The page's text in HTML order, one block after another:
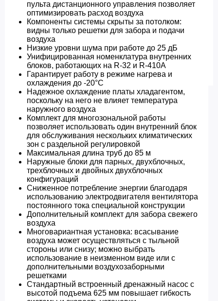
пульта дистанционного управления позволяет
оптимизировать расход воздуха
Компоненты системы скрыты за потолком:
видны только решетки для забора и подачи
воздуха
Низкие уровни шума при работе до 25 дБ
Унифицированная номенклатура внутренних
блоков, работающих на R-32 и R-410A
Гарантирует работу в режиме нагрева и
охлаждения до -20°C
Надежное охлаждение платы хладагентом,
поскольку на него не влияет температура
наружного воздуха
Комплект для многозональной работы
позволяет использовать один внутренний блок
для обслуживания нескольких климатических
зон с раздельной регулировкой
Максимальная длина труб до 85 м
Наружные блоки для парных, двухблочных,
трехблочных и двойных двухблочных
конфигураций
Сниженное потребление энергии благодаря
использованию электродвигателя вентилятора
постоянного тока специальной конструкции
Дополнительный комплект для забора свежего
воздуха
Многовариантная установка: всасывание
воздуха может осуществляться с тыльной
стороны или снизу; можно выбрать
использование в неизменном виде или с
дополнительными воздухозаборными
решетками
Стандартный встроенный дренажный насос с
высотой подъема 625 мм повышает гибкость